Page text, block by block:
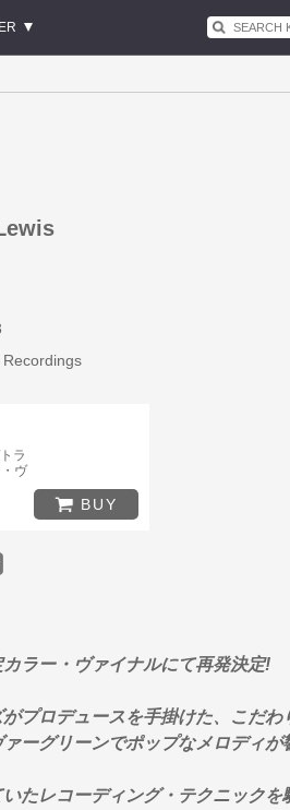
ラ
ヴ
BUY
ラー・ヴァイナルにて再発決定!
がプロデュースを手掛けた、こだ
ーグリーンでポップなメロディが
いたレコーディング・テクニック